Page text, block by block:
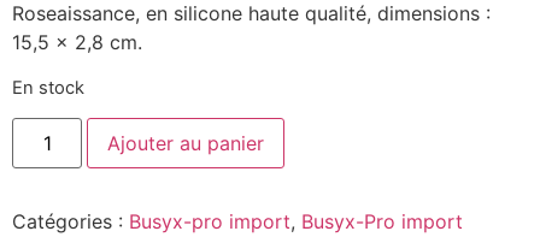
Roseaissance, en silicone haute qualité, dimensions :
15,5 x 2,8 cm.
En stock
Ajouter au panier
Catégories : Busyx-pro import, Busyx-Pro import